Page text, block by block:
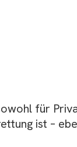
für
ist –